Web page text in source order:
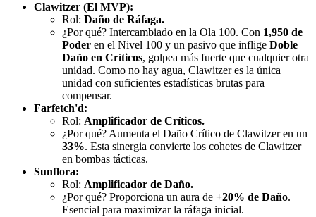
Clawitzer (El MVP):
Rol: Daño de Ráfaga.
¿Por qué? Intercambiado en la Ola 100. Con 1,950 de
Poder en el Nivel 100 y un pasivo que inflige Doble
Daño en Críticos, golpea más fuerte que cualquier otra
unidad. Como no hay agua, Clawitzer es la única
unidad con suficientes estadísticas brutas para
compensar.
Farfetch'd:
Rol: Amplificador de Críticos.
¿Por qué? Aumenta el Daño Crítico de Clawitzer en un
33%. Esta sinergia convierte los cohetes de Clawitzer
en bombas tácticas.
Sunflora:
Rol: Amplificador de Daño.
¿Por qué? Proporciona un aura de +20% de Daño.
Esencial para maximizar la ráfaga inicial.